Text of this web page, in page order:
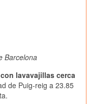
Barcelona
lavavajillas cerca
de Puig-reig a 23.85